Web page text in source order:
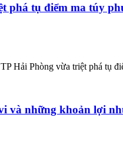
phá tụ điểm ma túy
Hải Phòng vừa triệt phá tụ
và những khoản lợi